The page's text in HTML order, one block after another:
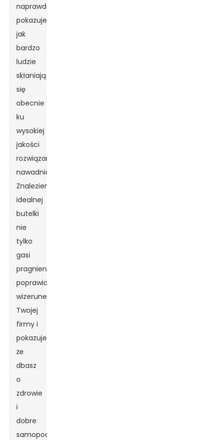
naprawdę
pokazuje,
jak
bardzo
ludzie
skłaniają
się
obecnie
ku
wysokiej
jakości
rozwiązaniom
nawadniającym.
Znalezienie
idealnej
butelki
nie
tylko
gasi
pragnienie;
poprawia
wizerunek
Twojej
firmy i
pokazuje,
że
dbasz
o
zdrowie
i
dobre
samopoczucie.